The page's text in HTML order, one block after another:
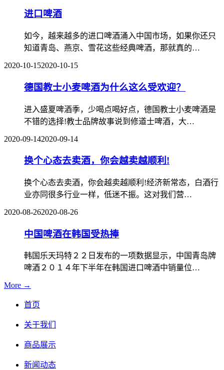
进口啤酒
如今，越来越多的进口啤酒涌入中国市场，如果你还只
知道青岛、燕京、雪花这些经典啤酒，那就真的…
2020-10-152020-10-15
德国教士小麦啤酒为什么这么受欢迎？
进入盛夏啤酒季，少喝点喝好点，德国教士小麦啤酒是
不错的选择!教士品牌故事说到修道士啤酒，大…
2020-09-142020-09-14
换个心态去卖酒，你会越卖越顺利!
换个心态去卖酒，你会越卖越顺利!经济新常态，白酒行
业亦同很多行业一样，低迷不振。这对我们营…
2020-08-262020-08-26
中国啤酒在韩国受热捧
韩国乐天玛特２２日发布的一项数据显示，中国青岛牌
啤酒２０１４年下半年在韩国进口啤酒中销量位…
More →
首页
关于我们
商品展示
新闻动态